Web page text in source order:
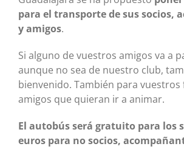
para el transporte de sus socios,
y amigos.
Si alguno de vuestros amigos va a
aunque no sea de nuestro club,
bienvenido. También para vuestros
amigos que quieran ir a animar.
El autobús será gratuito para los
euros para no socios,